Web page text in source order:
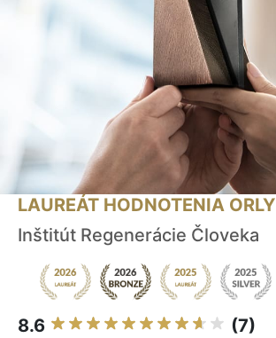
LAUREÁT HODNOTENIA ORLY
Inštitút Regenerácie Človeka
8.6 (7)